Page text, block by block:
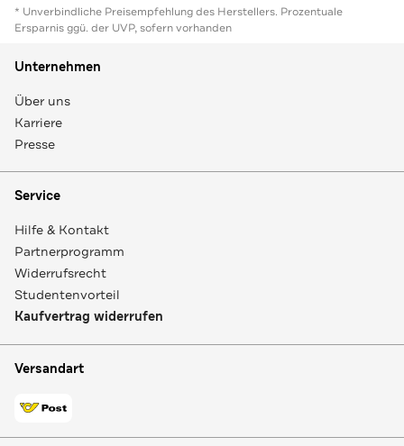
* Unverbindliche Preisempfehlung des Herstellers. Prozentuale
Ersparnis ggü. der UVP, sofern vorhanden
Unternehmen
Über uns
Karriere
Presse
Service
Hilfe & Kontakt
Partnerprogramm
Widerrufsrecht
Studentenvorteil
Kaufvertrag widerrufen
Versandart